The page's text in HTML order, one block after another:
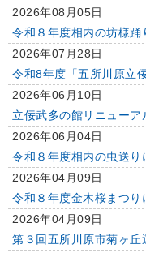
2026年08月05日
令和８年度相内の坊様踊
2026年07月28日
令和8年度「五所川原立
2026年06月10日
立佞武多の館リニュー
2026年06月04日
令和８年度相内の虫送り
2026年04月09日
令和８年度金木桜まつり
2026年04月09日
第３回五所川原市菊ヶ